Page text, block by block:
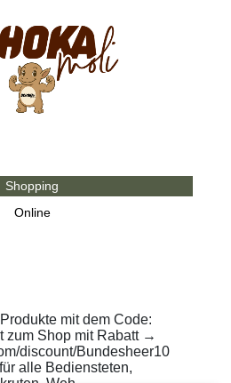
Shopping
Online
mit dem Code:
zum Shop mit Rabatt →
discount/Bundesheer10
alle Bediensteten,